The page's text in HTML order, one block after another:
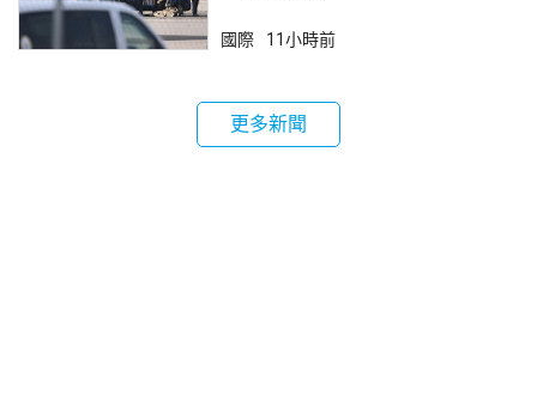
國際 11小時前
更多新聞